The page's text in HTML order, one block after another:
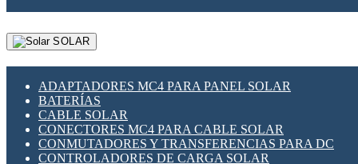
SOLAR
ADAPTADORES MC4 PARA PANEL SOLAR
BATERÍAS
CABLE SOLAR
CONECTORES MC4 PARA CABLE SOLAR
CONMUTADORES Y TRANSFERENCIAS PARA DC
CONTROLADORES DE CARGA SOLAR